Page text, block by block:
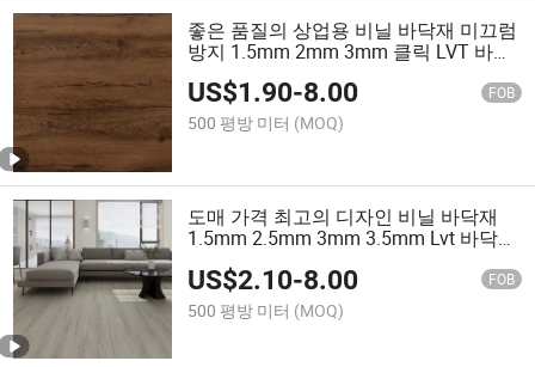
좋은 품질의 상업용 비닐 바닥재 미끄럼
방지 1.5mm 2mm 3mm 클릭 LVT 바닥
재 고급 비닐 바닥재
US$1.90-8.00 FOB
500 평방 미터 (MOQ)
도매 가격 최고의 디자인 비닐 바닥재
1.5mm 2.5mm 3mm 3.5mm Lvt 바닥재
US$2.10-8.00 FOB
500 평방 미터 (MOQ)